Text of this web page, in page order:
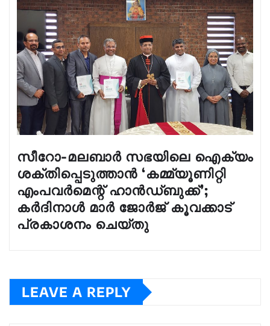
സീറോ-മലബാർ സഭയിലെ ഐക്യം
ശക്തിപ്പെടുത്താൻ ‘കമ്മ്യൂണിറ്റി
എംപവർമെന്റ് ഹാൻഡ്‌ബുക്ക്’;
കർദിനാൾ മാർ ജോർജ് കൂവക്കാട്
പ്രകാശനം ചെയ്തു
LEAVE A REPLY